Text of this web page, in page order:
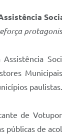
de
públicas de